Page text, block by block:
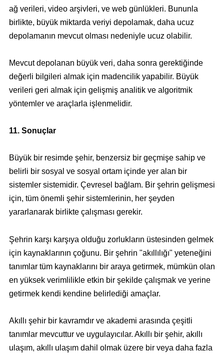
ağ verileri, video arşivleri, ve web günlükleri. Bununla
birlikte, büyük miktarda veriyi depolamak, daha ucuz
depolamanın mevcut olması nedeniyle ucuz olabilir.
Mevcut depolanan büyük veri, daha sonra gerektiğinde
değerli bilgileri almak için madencilik yapabilir. Büyük
verileri geri almak için gelişmiş analitik ve algoritmik
yöntemler ve araçlarla işlenmelidir.
11. Sonuçlar
Büyük bir resimde şehir, benzersiz bir geçmişe sahip ve
belirli bir sosyal ve sosyal ortam içinde yer alan bir
sistemler sistemidir. Çevresel bağlam. Bir şehrin gelişmesi
için, tüm önemli şehir sistemlerinin, her şeyden
yararlanarak birlikte çalışması gerekir.
Şehrin karşı karşıya olduğu zorlukların üstesinden gelmek
için kaynaklarının çoğunu. Bir şehrin "akıllılığı" yeteneğini
tanımlar tüm kaynaklarını bir araya getirmek, mümkün olan
en yüksek verimlilikle etkin bir şekilde çalışmak ve yerine
getirmek kendi kendine belirlediği amaçlar.
Akıllı şehir bir kavramdır ve akademi arasında çeşitli
tanımlar mevcuttur ve uygulayıcılar. Akıllı bir şehir, akıllı
ulaşım, akıllı ulaşım dahil olmak üzere bir veya daha fazla